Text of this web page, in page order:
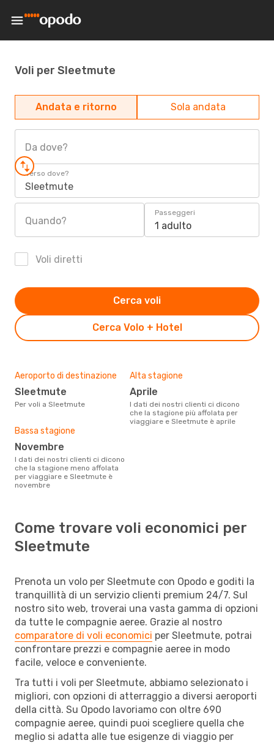
Voli per Sleetmute
Andata e ritorno Sola andata
Da dove?
Verso dove?
Sleetmute
Quando?
Passeggeri
1 adulto
Voli diretti
Cerca Volo + Hotel
Cerca voli
Aeroporto di destinazione
Sleetmute
Per voli a Sleetmute
Alta stagione
aprile
I dati dei nostri clienti ci dicono
che la stagione più affolata per
viaggiare e Sleetmute è aprile
Bassa stagione
novembre
I dati dei nostri clienti ci dicono
che la stagione meno affolata
per viaggiare e Sleetmute è
novembre
Come trovare voli economici per
Sleetmute
Prenota un volo per Sleetmute con Opodo e goditi la
tranquillità di un servizio clienti premium 24/7. Sul
nostro sito web, troverai una vasta gamma di opzioni
da tutte le compagnie aeree. Grazie al nostro
comparatore di voli economici per Sleetmute, potrai
confrontare prezzi e compagnie aeree in modo
facile, veloce e conveniente.
Tra tutti i voli per Sleetmute, abbiamo selezionato i
migliori, con opzioni di atterraggio a diversi aeroporti
della città. Su Opodo lavoriamo con oltre 690
compagnie aeree, quindi puoi scegliere quella che
meglio si adatta alle tue esigenze di viaggio per